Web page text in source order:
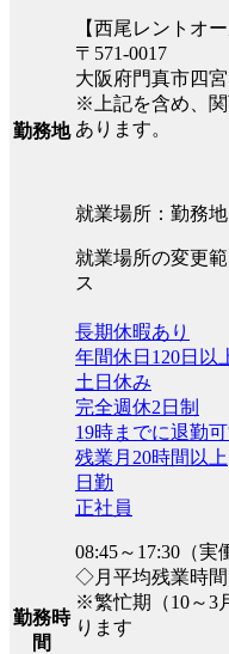
勤務地
【西尾レントオ
〒571-0017
大阪府門真市四宮
※上記を含め、
あります。
就業場所：勤務
就業場所の変更
ス
勤務時
間
長期休暇あり
年間休日120日以
土日休み
完全週休2日制
19時までに退勤
残業月20時間以上
日勤
正社員
08:45～17:30（実
◇月平均残業時間
※繁忙期（10～3
ります